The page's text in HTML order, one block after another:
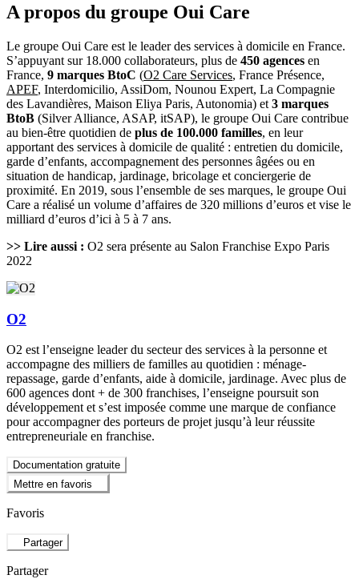
A propos du groupe Oui Care
Le groupe Oui Care est le leader des services à domicile en France.
S’appuyant sur 18.000 collaborateurs, plus de 450 agences en
France, 9 marques BtoC (O2 Care Services, France Présence,
APEF, Interdomicilio, AssiDom, Nounou Expert, La Compagnie
des Lavandières, Maison Eliya Paris, Autonomia) et 3 marques
BtoB (Silver Alliance, ASAP, itSAP), le groupe Oui Care contribue
au bien-être quotidien de plus de 100.000 familles, en leur
apportant des services à domicile de qualité : entretien du domicile,
garde d’enfants, accompagnement des personnes âgées ou en
situation de handicap, jardinage, bricolage et conciergerie de
proximité. En 2019, sous l’ensemble de ses marques, le groupe Oui
Care a réalisé un volume d’affaires de 320 millions d’euros et vise le
milliard d’euros d’ici à 5 à 7 ans.
>> Lire aussi : O2 sera présente au Salon Franchise Expo Paris
2022
O2
O2 est l’enseigne leader du secteur des services à la personne et
accompagne des milliers de familles au quotidien : ménage-
repassage, garde d’enfants, aide à domicile, jardinage. Avec plus de
600 agences dont + de 300 franchises, l’enseigne poursuit son
développement et s’est imposée comme une marque de confiance
pour accompagner des porteurs de projet jusqu’à leur réussite
entrepreneuriale en franchise.
Documentation gratuite
Mettre en favoris
Favoris
Partager
Partager